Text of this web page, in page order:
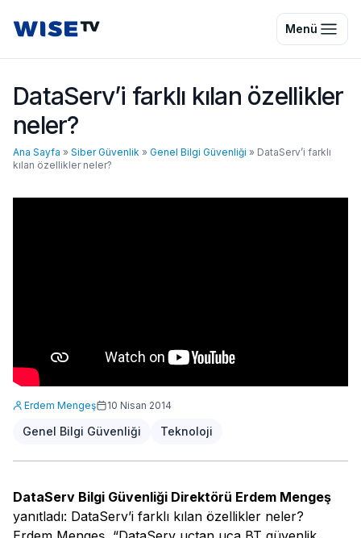
Wise TV Menü
DataServ’i farklı kılan özellikler
neler?
Ana Sayfa » Siber Güvenlik » Genel Bilgi Güvenliği » DataServ’i farklı
kılan özellikler neler?
Erdem Mengeş 10 Nisan 2014
Genel Bilgi Güvenliği Teknoloji
DataServ Bilgi Güvenliği Direktörü Erdem Mengeş
yanıtladı: DataServ’i farklı kılan özellikler neler?